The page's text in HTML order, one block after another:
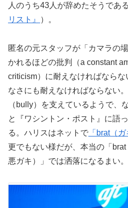
人のうち43人が辞めたそうであ
リスト』
）。
匿名の元スタッフが「カマラの
かれるほどの批判（a constant
criticism）に耐えなければなら
なさにも耐えなければならない
（bully）を支えているようで、
と『ワシントン・ポスト』に語
る。ハリスはネットで 「brat（ガ
更でもない様だが、本当の「
悪ガキ）」では洒落になるまい。